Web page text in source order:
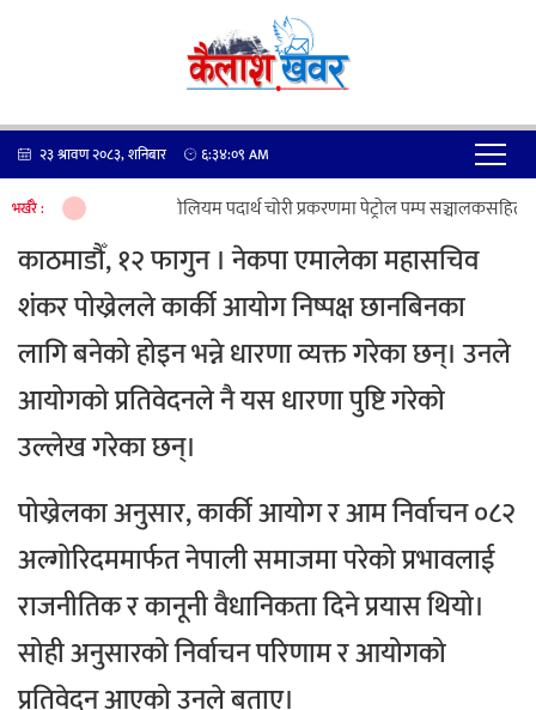
२३ श्रावण २०८३, शनिबार ६:३४:०९ AM
भर्खरै : पेट्रोलियम पदार्थ चोरी प्रकरणमा पेट्रोल पम्प सञ्चालकसहित ७
काठमाडौँ, १२ फागुन । नेकपा एमालेका महासचिव
शंकर पोख्रेलले कार्की आयोग निष्पक्ष छानबिनका
लागि बनेको होइन भन्ने धारणा व्यक्त गरेका छन्। उनले
आयोगको प्रतिवेदनले नै यस धारणा पुष्टि गरेको
उल्लेख गरेका छन्।
पोख्रेलका अनुसार, कार्की आयोग र आम निर्वाचन ०८२
अल्गोरिदममार्फत नेपाली समाजमा परेको प्रभावलाई
राजनीतिक र कानूनी वैधानिकता दिने प्रयास थियो।
सोही अनुसारको निर्वाचन परिणाम र आयोगको
प्रतिवेदन आएको उनले बताए।